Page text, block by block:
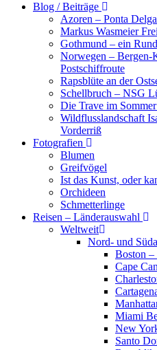
Blog / Beiträge
Azoren – Ponta
Markus Wasmeier
Gothmund – ein
Norwegen – Bergen-
Postschiffroute
Rapsblüte an der
Schellbruch – NSG
Die Trave im
Wildflusslandschaft
Vorderriß
Fotografien
Blumen
Greifvögel
Ist das Kunst, oder
Orchideen
Schmetterlinge
Reisen – Länderauswahl
Weltweit
Nord- und
Boston –
Cape
Miami
New
Santo